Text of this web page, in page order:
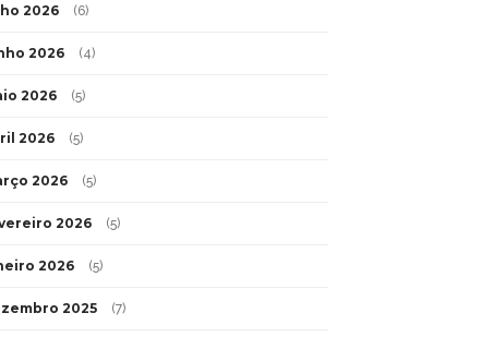
2026 (6)
2026 (4)
2026 (5)
2026 (5)
2026 (5)
2026 (5)
2026 (5)
2025 (7)